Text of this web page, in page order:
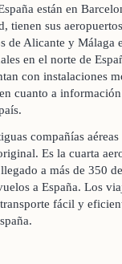
están en
tienen sus
de Alicante y Málaga
en el norte de
con instalaciones
cuanto a
compañías
Es la cuarta
a más de 350
a España. Los
fácil y